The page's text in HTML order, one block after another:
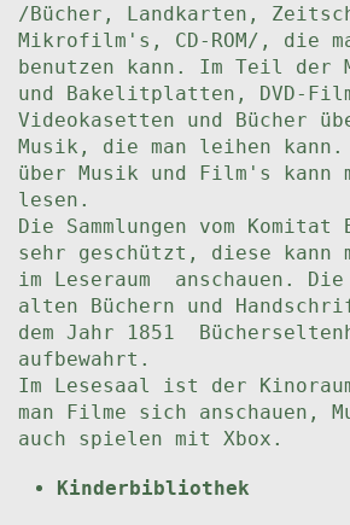
/Bücher, Landkarten,
Mikrofilm's, CD-ROM/, die
benutzen kann. Im Teil der
und Bakelitplatten, DVD-
Videokasetten und Bücher
Musik, die man leihen
über Musik und Film's kann
lesen.
Die Sammlungen vom Komitat
sehr geschützt, diese kann
im Leseraum anschauen. Die
alten Büchern und
dem Jahr 1851
aufbewahrt.
Im Lesesaal ist der
man Filme sich anschauen,
auch spielen mit Xbox.
Kinderbibliothek